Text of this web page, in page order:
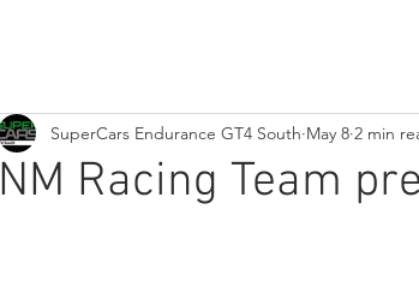
NM Racing Team
SuperCars Endurance GT4 South May 8 2 min